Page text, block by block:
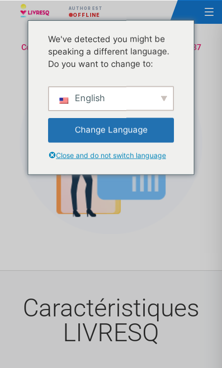
AUTHOR EST
OFFLINE
Cours - Principes de base du LIVRESQ - Groupe 37
Caractéristiques
LIVRESQ
We've detected you might be
speaking a different language.
Do you want to change to:
English
Change Language
Close and do not switch language